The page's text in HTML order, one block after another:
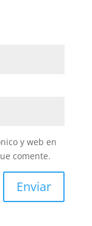
y web en
comente.
Enviar